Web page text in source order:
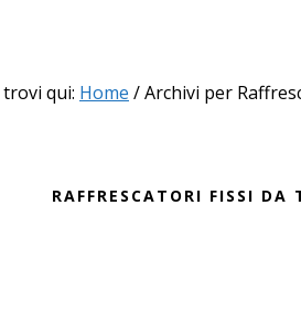
qui: Home /Archivi per
RAFFRESCATORI FISSI